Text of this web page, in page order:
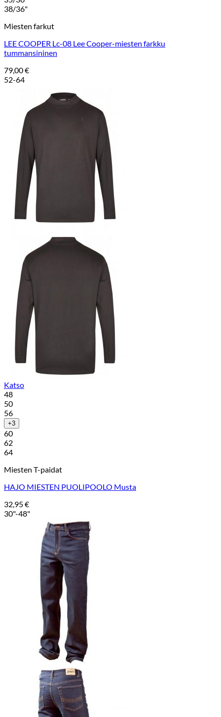
38/36"
Miesten farkut
LEE COOPER Lc-08 Lee Cooper-miesten farkku
tummansininen
79,00€
52-64
Katso
48
50
56
+3
60
62
64
Miesten T-paidat
HAJO MIESTEN PUOLIPOOLO Musta
32,95€
30"-48"